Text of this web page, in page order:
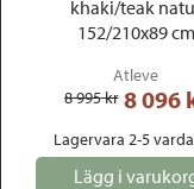
khaki/teak
152/210x89 cm
Atleve
8 995 kr 8 096
Lagervara 2-5
Lägg i